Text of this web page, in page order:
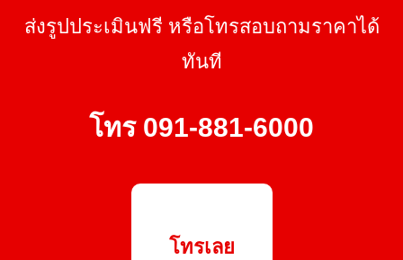
ส่งรูปประเมินฟรี หรือโทรสอบถามราคาได้
ทันที
โทร 091-881-6000
โทรเลย